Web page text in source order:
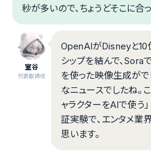
秒が多いので、ちょうどそこに合
室谷
代表取締役
OpenAIがDisneyと10
シップを結んで、Sora
を使った映像生成がで
なニュースでしたね。
ャラクターをAIで使う
証実験で、エンタメ業
思います。